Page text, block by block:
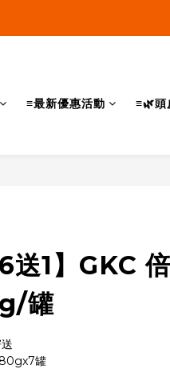
≡最新優惠活動 ≡🌿頭
6送1】GKC
罐
罐